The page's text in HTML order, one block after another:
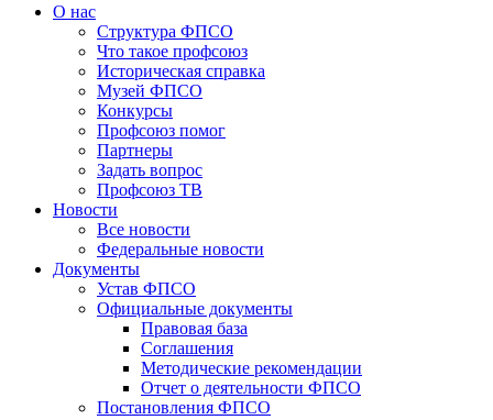
О нас
Структура ФПСО
Что такое профсоюз
Историческая справка
Музей ФПСО
Конкурсы
Профсоюз помог
Партнеры
Задать вопрос
Профсоюз ТВ
Новости
Все новости
Федеральные новости
Документы
Устав ФПСО
Официальные документы
Правовая база
Соглашения
Методические рекомендации
Отчет о деятельности ФПСО
Постановления ФПСО